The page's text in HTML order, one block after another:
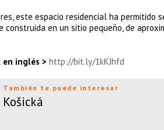
este espacio residencial ha permitido
construida en un sitio pequeño, de
inglés > http://bit.ly/1kKJhfd
También te puede interesar
Košická